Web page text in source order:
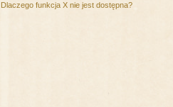
Dlaczego funkcja X nie jest dostępna?